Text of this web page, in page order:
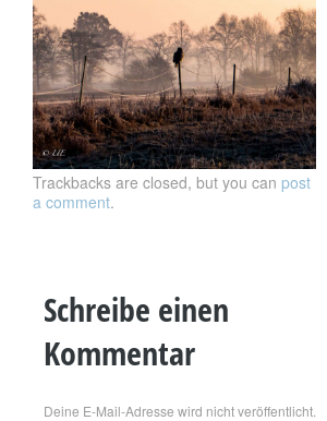
Trackbacks are closed, but you can post
a comment.
Schreibe einen
Kommentar
Deine E-Mail-Adresse wird nicht veröffentlicht.